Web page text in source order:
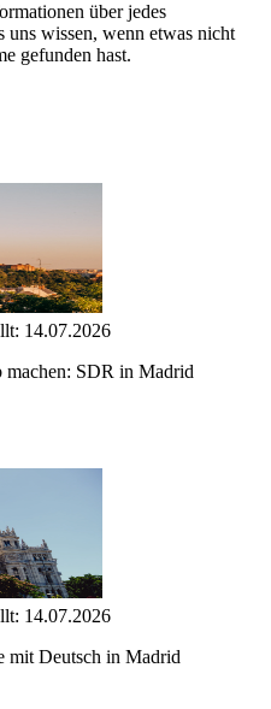
über jedes
uns wissen, wenn etwas nicht
gefunden hast.
14.07.2026
machen: SDR in Madrid
14.07.2026
mit Deutsch in Madrid